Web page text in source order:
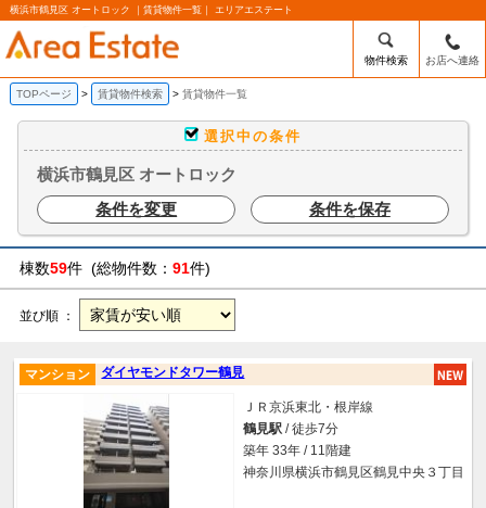
横浜市鶴見区 オートロック ｜賃貸物件一覧｜ エリアエステート
物件検索 お店へ連絡
TOPページ 賃貸物件検索 賃貸物件一覧
選択中の条件
横浜市鶴見区 オートロック
条件を変更
条件を保存
棟数59件 (総物件数： 91件)
並び順 ：
ダイヤモンドタワー鶴見
マンション
ＪＲ京浜東北・根岸線
鶴見駅 / 徒歩7分
築年 33年 / 11階建
神奈川県横浜市鶴見区鶴見中央３丁目